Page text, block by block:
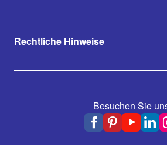
Rechtliche Hinweise
Besuchen Sie